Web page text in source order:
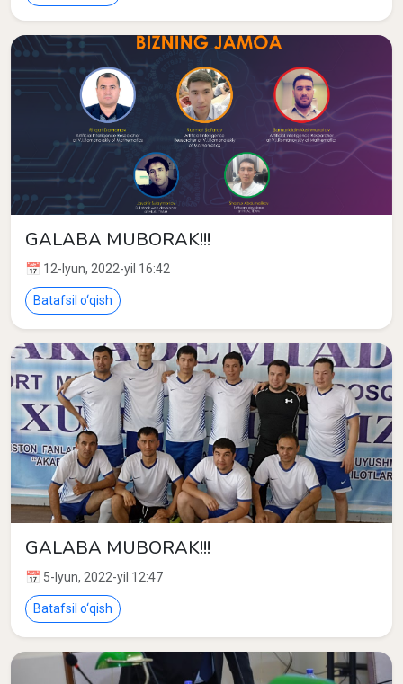
GALABA MUBORAK!!!
📅 12-Iyun, 2022-yil 16:42
Batafsil o‘qish
GALABA MUBORAK!!!
📅 5-Iyun, 2022-yil 12:47
Batafsil o‘qish